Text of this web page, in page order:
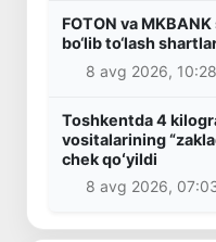
FOTON va
bo‘lib to‘lash
8 avg 2026, 10:28
Toshkentda 4
vositalarining
chek qoʻyildi
8 avg 2026,